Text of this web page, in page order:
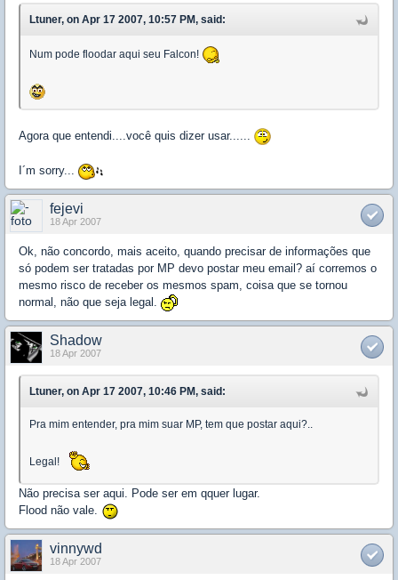
Ltuner, on Apr 17 2007, 10:57 PM, said:
Num pode floodar aqui seu Falcon!
Agora que entendi....você quis dizer usar......
I´m sorry...
fejevi
18 Apr 2007
Ok, não concordo, mais aceito, quando precisar de informações que
só podem ser tratadas por MP devo postar meu email? aí corremos o
mesmo risco de receber os mesmos spam, coisa que se tornou
normal, não que seja legal.
Shadow
18 Apr 2007
Ltuner, on Apr 17 2007, 10:46 PM, said:
Pra mim entender, pra mim suar MP, tem que postar aqui?..
Legal!
Não precisa ser aqui. Pode ser em qquer lugar.
Flood não vale.
vinnywd
18 Apr 2007